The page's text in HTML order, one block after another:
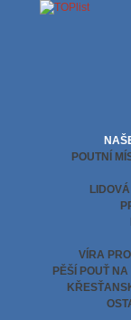
POUTNÍ
VÍRA
PĚŠÍ POUŤ